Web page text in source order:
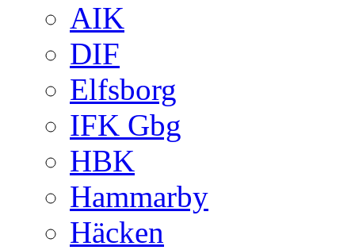
AIK
DIF
Elfsborg
IFK Gbg
HBK
Hammarby
Häcken